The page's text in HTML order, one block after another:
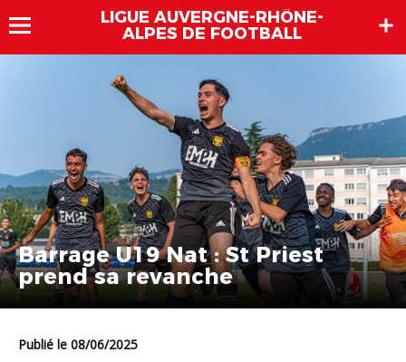
LIGUE AUVERGNE-RHÔNE-
ALPES DE FOOTBALL
Barrage U19 Nat : St Priest
prend sa revanche
Publié le 08/06/2025